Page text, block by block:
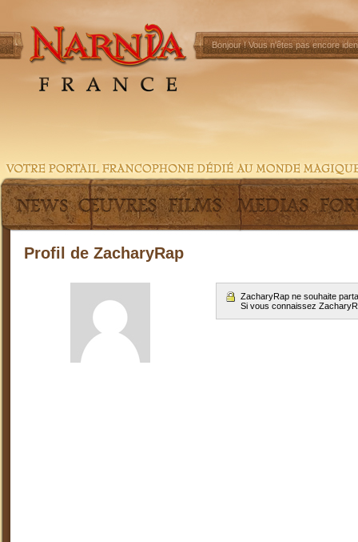
Bonjour !Vous n'êtes pas encore
Profil de ZacharyRap
ZacharyRap ne souhaite
Si vous connaissez